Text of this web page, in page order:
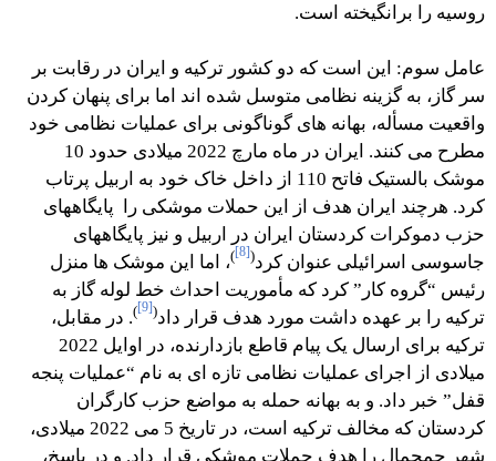
روسیه را برانگیخته است.
عامل سوم: این است که دو کشور ترکیه و ایران در رقابت بر
سر گاز، به گزینه نظامی متوسل شده اند اما برای پنهان کردن
واقعیت مسأله، بهانه های گوناگونی برای عملیات نظامی خود
مطرح می کنند. ایران در ماه مارچ 2022 میلادی حدود 10
موشک بالستیک فاتح 110 از داخل خاک خود به اربیل پرتاب
کرد. هرچند ایران هدف از این حملات موشکی را پایگاههای
حزب دموکرات کردستان ایران در اربیل و نیز پایگاههای
جاسوسی اسرائیلی عنوان کرد(
[8]
)، اما این موشک ها منزل
رئیس “گروه کار” کرد که مأموریت احداث خط لوله گاز به
ترکیه را بر عهده داشت مورد هدف قرار داد(
[9]
). در مقابل،
ترکیه برای ارسال یک پیام قاطع بازدارنده، در اوایل 2022
میلادی از اجرای عملیات نظامی تازه ای به نام “عملیات پنجه
قفل” خبر داد. و به بهانه حمله به مواضع حزب کارگران
کردستان که مخالف ترکیه است، در تاریخ 5 می 2022 میلادی،
شهر چمچمال را هدف حملات موشکی قرار داد. و در پاسخ،